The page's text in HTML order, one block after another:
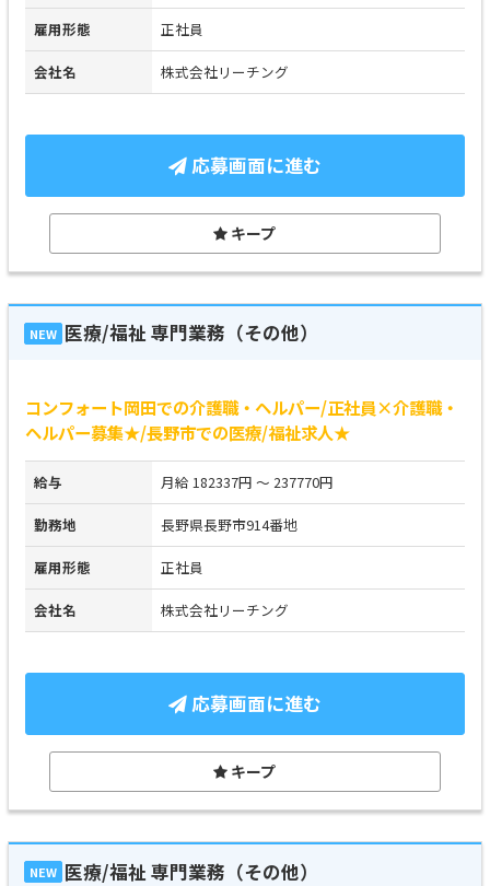
雇用形態 正社員
会社名 株式会社リーチング
応募画面に進む
キープ
NEW 医療/福祉 専門業務（その他）
コンフォート岡田での介護職・ヘルパー/正社員×介護職・
ヘルパー募集★/長野市での医療/福祉求人★
給与 月給 182337円 ～ 237770円
勤務地 長野県長野市914番地
雇用形態 正社員
会社名 株式会社リーチング
応募画面に進む
キープ
NEW 医療/福祉 専門業務（その他）